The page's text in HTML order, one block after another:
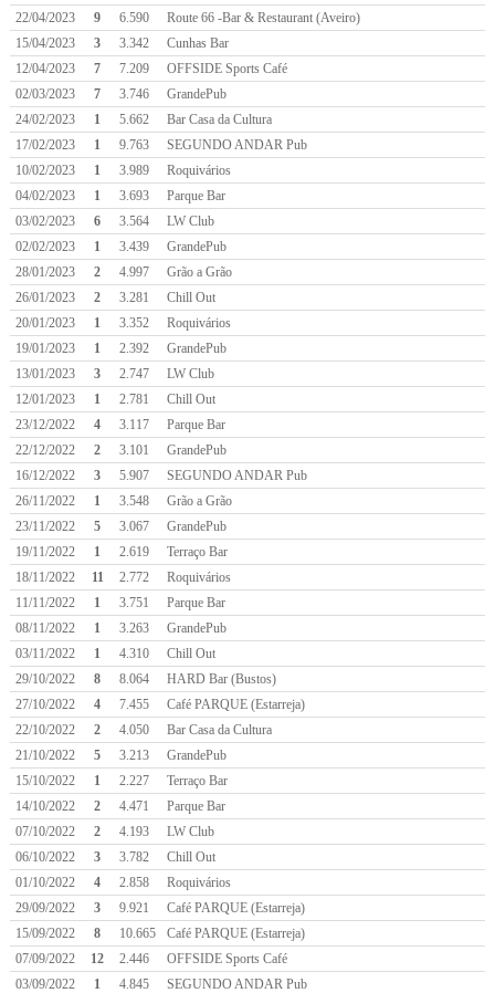
22/04/2023 9 6.590
Route 66 -Bar & Restaurant (Aveiro)
15/04/2023
3 3.342
Cunhas Bar
12/04/2023
7 7.209
OFFSIDE Sports Café
02/03/2023
7 3.746
GrandePub
24/02/2023
1 5.662
Bar Casa da Cultura
17/02/2023
1 9.763
SEGUNDO ANDAR Pub
10/02/2023
1 3.989
Roquivários
04/02/2023
1 3.693
Parque Bar
03/02/2023
6 3.564
LW Club
02/02/2023
1 3.439
GrandePub
28/01/2023
2 4.997
Grão a Grão
26/01/2023
2 3.281
Chill Out
20/01/2023
1 3.352
Roquivários
19/01/2023
1 2.392
GrandePub
13/01/2023
3 2.747
LW Club
12/01/2023
1 2.781
Chill Out
23/12/2022
4 3.117
Parque Bar
22/12/2022
2 3.101
GrandePub
16/12/2022
3 5.907
SEGUNDO ANDAR Pub
26/11/2022
1 3.548
Grão a Grão
23/11/2022
5 3.067
GrandePub
19/11/2022
1 2.619
Terraço Bar
18/11/2022
11 2.772
Roquivários
11/11/2022
1 3.751
Parque Bar
08/11/2022
1 3.263
GrandePub
03/11/2022
1 4.310
Chill Out
29/10/2022
8 8.064
HARD Bar (Bustos)
27/10/2022
4 7.455
Café PARQUE (Estarreja)
22/10/2022
2 4.050
Bar Casa da Cultura
21/10/2022
5 3.213
GrandePub
15/10/2022
1 2.227
Terraço Bar
14/10/2022
2 4.471
Parque Bar
07/10/2022
2 4.193
LW Club
06/10/2022
3 3.782
Chill Out
01/10/2022
4 2.858
Roquivários
29/09/2022
3 9.921
Café PARQUE (Estarreja)
15/09/2022
8 10.665
Café PARQUE (Estarreja)
07/09/2022
12 2.446
OFFSIDE Sports Café
03/09/2022
1 4.845
SEGUNDO ANDAR Pub